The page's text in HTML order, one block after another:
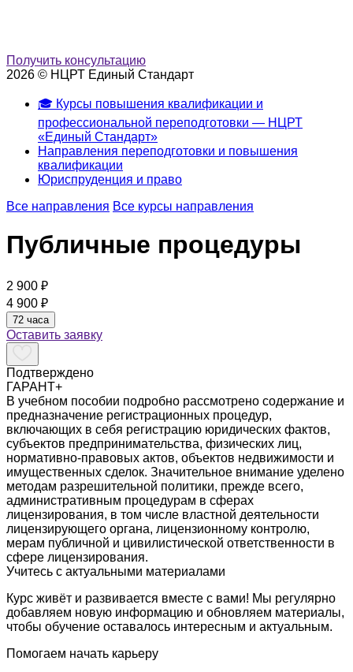
Получить консультацию
2026 © НЦРТ Единый Стандарт
🎓 Курсы повышения квалификации и
профессиональной переподготовки — НЦРТ
«Единый Стандарт»
Направления переподготовки и повышения
квалификации
Юриспруденция и право
Все направления Все курсы направления
Публичные процедуры
2 900 ₽
4 900 ₽
72 часа
Оставить заявку
Подтверждено
ГАРАНТ+
В учебном пособии подробно рассмотрено содержание и
предназначение регистрационных процедур,
включающих в себя регистрацию юридических фактов,
субъектов предпринимательства, физических лиц,
нормативно-правовых актов, объектов недвижимости и
имущественных сделок. Значительное внимание уделено
методам разрешительной политики, прежде всего,
административным процедурам в сферах
лицензирования, в том числе властной деятельности
лицензирующего органа, лицензионному контролю,
мерам публичной и цивилистической ответственности в
сфере лицензирования.
Учитесь с актуальными материалами
Курс живёт и развивается вместе с вами! Мы регулярно
добавляем новую информацию и обновляем материалы,
чтобы обучение оставалось интересным и актуальным.
Помогаем начать карьеру